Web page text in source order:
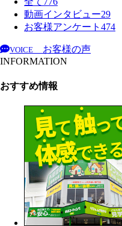
動画インタビュー29
お客様アンケート 474
VOICE
お客様の声
INFORMATION
おすすめ情報